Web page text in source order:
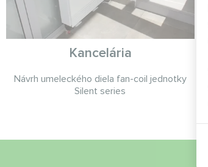
Kancelária
Návrh umeleckého diela fan-coil jednotky
Silent series